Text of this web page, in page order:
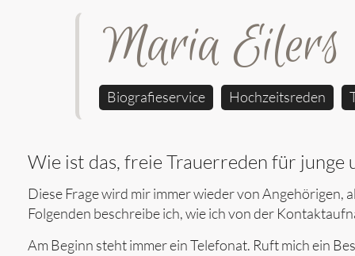
Biografieservice Hochzeitsreden
Wie ist das, freie Trauerreden für junge
Diese Frage wird mir immer wieder von Angehörigen,
Folgenden beschreibe ich, wie ich von der
Am Beginn steht immer ein Telefonat. Ruft mich ein
Maria Eilers